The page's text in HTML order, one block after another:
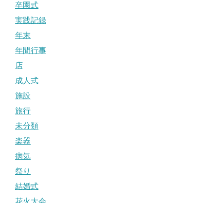
卒園式
実践記録
年末
年間行事
店
成人式
施設
旅行
未分類
楽器
病気
祭り
結婚式
花火大会